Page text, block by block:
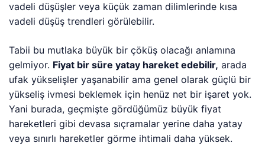
vadeli düşüşler veya küçük zaman dilimlerinde kısa
vadeli düşüş trendleri görülebilir.
Tabii bu mutlaka büyük bir çöküş olacağı anlamına
gelmiyor. Fiyat bir süre yatay hareket edebilir, arada
ufak yükselişler yaşanabilir ama genel olarak güçlü bir
yükseliş ivmesi beklemek için henüz net bir işaret yok.
Yani burada, geçmişte gördüğümüz büyük fiyat
hareketleri gibi devasa sıçramalar yerine daha yatay
veya sınırlı hareketler görme ihtimali daha yüksek.